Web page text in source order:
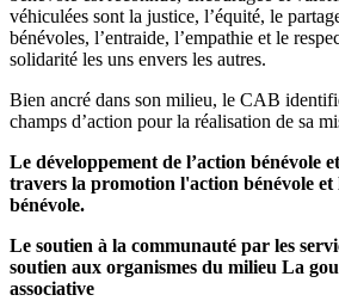
véhiculées sont la justice, l’équité, le
bénévoles, l’entraide, l’empathie et le
solidarité les uns envers les autres.
Bien ancré dans son milieu, le CAB
champs d’action pour la réalisation de sa
Le développement de l’action bénévole
travers la promotion l'action bénévole et
bénévole.
Le soutien à la communauté par les
soutien aux organismes du milieu La
associative